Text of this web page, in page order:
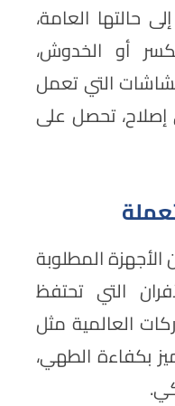
حالتها العامة،
أو الخدوش،
التي تعمل
إصلاح، تحصل على
المطلوبة
التي تحتفظ
العالمية مثل
بكفاءة الطهي،